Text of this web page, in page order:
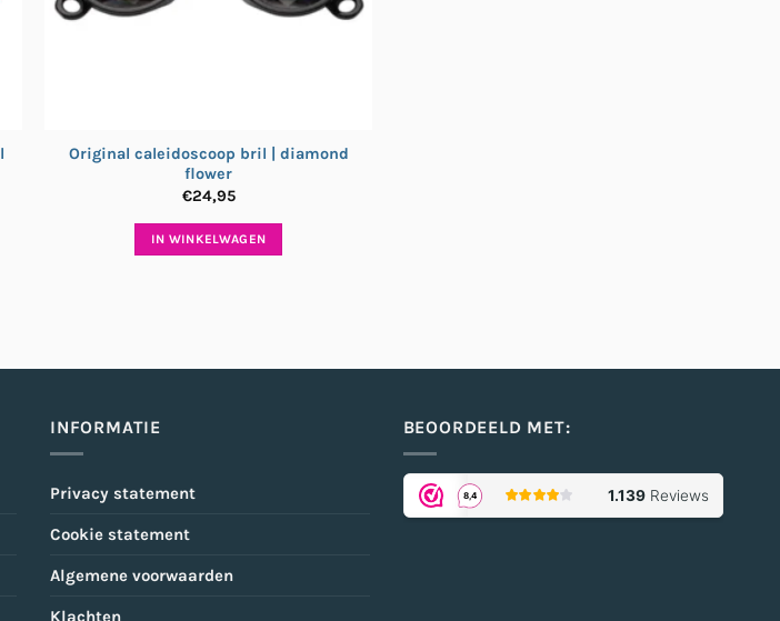
Original caleidoscoop bril | diamond
flower
€24,95
IN WINKELWAGEN
INFORMATIE
Privacy statement
Cookie statement
Algemene voorwaarden
BEOORDEELD MET: